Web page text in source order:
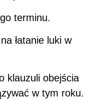
terminu.
łatanie luki w
klauzuli obejścia
w tym roku.